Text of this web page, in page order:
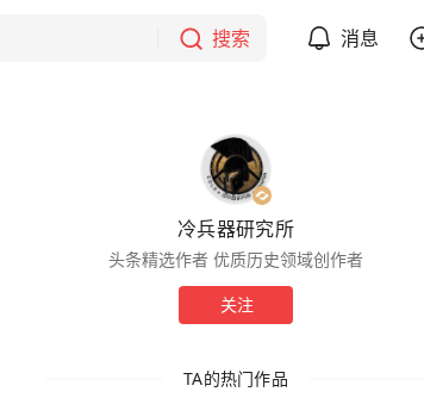
搜索 消息
冷兵器研究所
头条精选作者 优质历史领域创作者
关注
TA的热门作品